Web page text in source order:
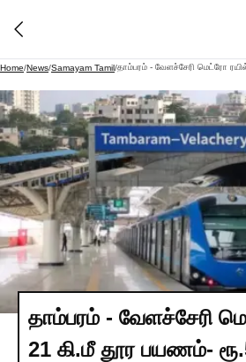
Home/News/Samayam Tamil/
தாம்பரம் - வேளச்சேரி
21 கி.மீ தூர பயணம்-